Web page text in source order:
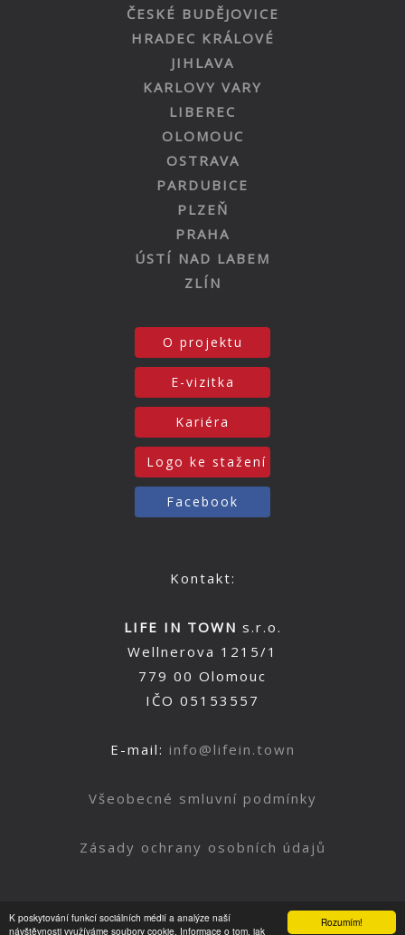
Rozumím!
K poskytování funkcí sociálních médií a analýze naší
návštěvnosti využíváme soubory cookie. Informace o tom, jak
ČESKÉ BUDĚJOVICE
HRADEC KRÁLOVÉ
JIHLAVA
KARLOVY VARY
LIBEREC
OLOMOUC
OSTRAVA
PARDUBICE
PLZEŇ
PRAHA
ÚSTÍ NAD LABEM
ZLÍN
O projektu
E-vizitka
Kariéra
Logo ke stažení
Facebook
Kontakt:
LIFE IN TOWN s.r.o.
Wellnerova 1215/1
779 00 Olomouc
IČO 05153557
E-mail: info@lifein.town
Všeobecné smluvní podmínky
Zásady ochrany osobních údajů